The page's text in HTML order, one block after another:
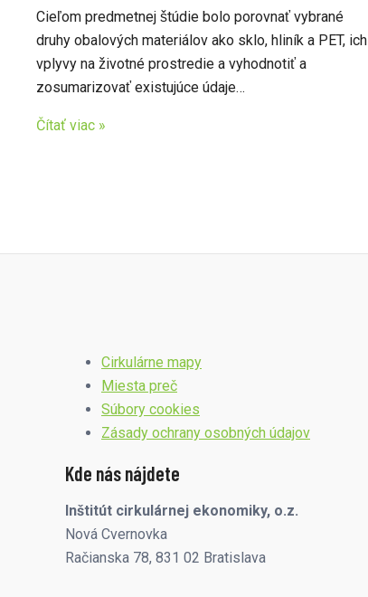
Cieľom predmetnej štúdie bolo porovnať vybrané
druhy obalových materiálov ako sklo, hliník a PET, ich
vplyvy na životné prostredie a vyhodnotiť a
zosumarizovať existujúce údaje…
Čítať viac »
Cirkulárne mapy
Miesta preč
Súbory cookies
Zásady ochrany osobných údajov
Kde nás nájdete
Inštitút cirkulárnej ekonomiky, o.z.
Nová Cvernovka
Račianska 78, 831 02 Bratislava